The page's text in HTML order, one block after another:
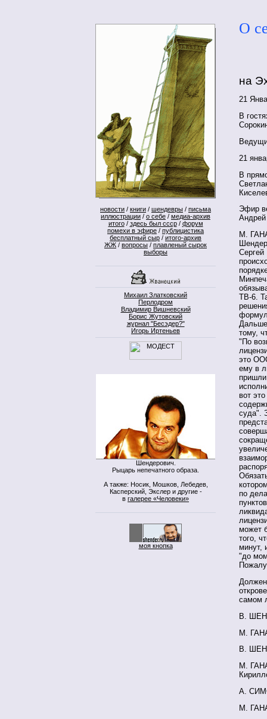
новости / книги / шендевры / письма
иллюстрации / о себе / медиа-архив
итого/ здесь был ссср/ форум
помехи в эфире / публицистика
бесплатный сыр / итого-архив
ЖЖ / вопросы / плавленый сырок
выборы
Михаил Златковский
Перлодром
Владимир Вишневский
Борис Жутовский
журнал "Бесэдер?"
Игорь Иртеньев
Шендерович.
Рыцарь непечатного образа.
А также: Носик, Мошков, Лебедев,
Касперский, Экслер и другие -
в галерее «Человеки»
моя кнопка
О
на
21
В
21
В
Эфир
Андрей
М.
ТВ-6.
Дальше
тому,
"По
это
ему в
вот
суда".
по
может
того,
минут,
"до
Должен
самом
В.
М.
В.
М.
А.
М.